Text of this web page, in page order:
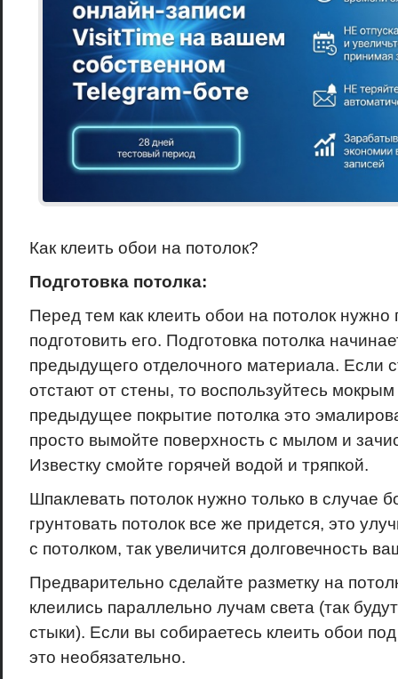
Как клеить обои на потолок?
Подготовка потолка:
Перед тем как клеить обои на потолок нужно
подготовить его. Подготовка потолка
предыдущего отделочного материала. Если
отстают от стены, то воспользуйтесь
предыдущее покрытие потолка это
просто вымойте поверхность с мылом и
Известку смойте горячей водой и тряпкой.
Шпаклевать потолок нужно только в случае
грунтовать потолок все же придется, это
с потолком, так увеличится долговечность
Предварительно сделайте разметку на
клеились параллельно лучам света (так
стыки). Если вы собираетесь клеить обои под
это необязательно.